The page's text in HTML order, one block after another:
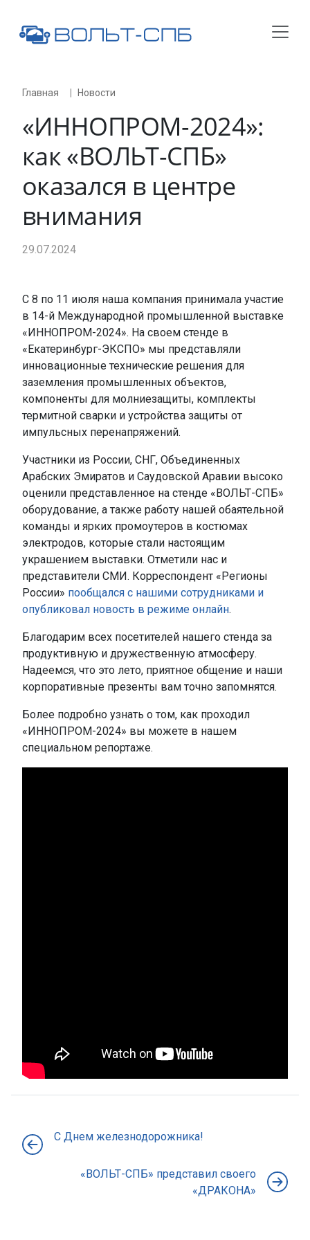
Главная Новости
«ИННОПРОМ-2024»:
как «ВОЛЬТ-СПБ»
оказался в центре
внимания
29.07.2024
С 8 по 11 июля наша компания принимала участие
в 14-й Международной промышленной выставке
«ИННОПРОМ-2024». На своем стенде в
«Екатеринбург-ЭКСПО» мы представляли
инновационные технические решения для
заземления промышленных объектов,
компоненты для молниезащиты, комплекты
термитной сварки и устройства защиты от
импульсных перенапряжений.
Участники из России, СНГ, Объединенных
Арабских Эмиратов и Саудовской Аравии высоко
оценили представленное на стенде «ВОЛЬТ-СПБ»
оборудование, а также работу нашей обаятельной
команды и ярких промоутеров в костюмах
электродов, которые стали настоящим
украшением выставки. Отметили нас и
представители СМИ. Корреспондент «Регионы
России» пообщался с нашими сотрудниками и
опубликовал новость в режиме онлайн.
Благодарим всех посетителей нашего стенда за
продуктивную и дружественную атмосферу.
Надеемся, что это лето, приятное общение и наши
корпоративные презенты вам точно запомнятся.
Более подробно узнать о том, как проходил
«ИННОПРОМ-2024» вы можете в нашем
специальном репортаже.
С Днем железнодорожника!
«ВОЛЬТ-СПБ» представил своего
«ДРАКОНА»